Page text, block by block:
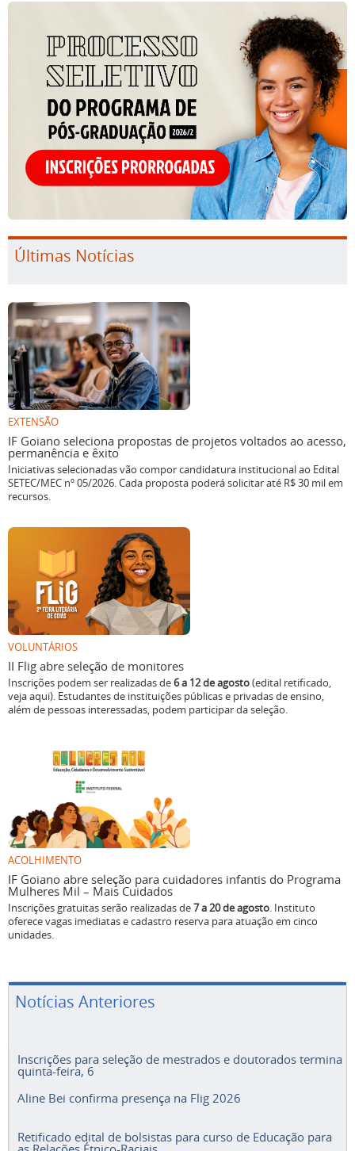
Últimas Notícias
EXTENSÃO
IF Goiano seleciona propostas de projetos voltados ao acesso,
permanência e êxito
Iniciativas selecionadas vão compor candidatura institucional ao Edital
SETEC/MEC nº 05/2026. Cada proposta poderá solicitar até R$ 30 mil em
recursos.
VOLUNTÁRIOS
II Flig abre seleção de monitores
Inscrições podem ser realizadas de6 a 12 de agosto(edital retificado,
veja aqui). Estudantes de instituições públicas e privadas de ensino,
além de pessoas interessadas, podem participar da seleção.
ACOLHIMENTO
IF Goiano abre seleção para cuidadores infantis do Programa
Mulheres Mil – Mais Cuidados
Inscrições gratuitas serão realizadas de7 a 20 de agosto. Instituto
oferece vagas imediatas e cadastro reserva para atuação em cinco
unidades.
Notícias Anteriores
Inscrições para seleção de mestrados e doutorados termina
quinta-feira, 6
Aline Bei confirma presença na Flig 2026
Retificado edital de bolsistas para curso de Educação para